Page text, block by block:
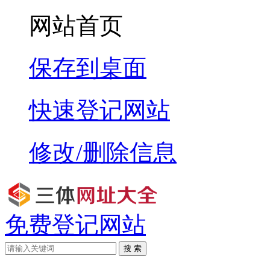
网站首页
保存到桌面
快速登记网站
修改/删除信息
免费登记网站
搜 索